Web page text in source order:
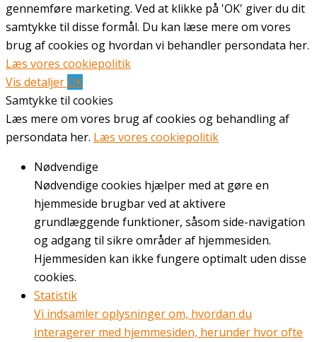
gennemføre marketing. Ved at klikke på 'OK' giver du dit
samtykke til disse formål. Du kan læse mere om vores
brug af cookies og hvordan vi behandler persondata her.
Læs vores cookiepolitik
Vis detaljerOK
Samtykke til cookies
Læs mere om vores brug af cookies og behandling af
persondata her. Læs vores cookiepolitik
Nødvendige
Nødvendige cookies hjælper med at gøre en
hjemmeside brugbar ved at aktivere
grundlæggende funktioner, såsom side-navigation
og adgang til sikre områder af hjemmesiden.
Hjemmesiden kan ikke fungere optimalt uden disse
cookies.
Statistik
Vi indsamler oplysninger om, hvordan du
interagerer med hjemmesiden, herunder hvor ofte